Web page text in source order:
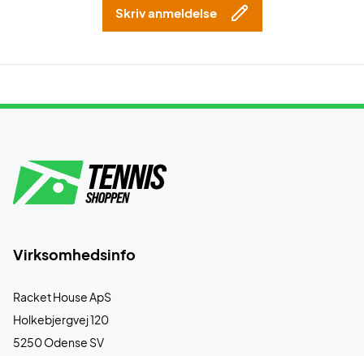
Skriv anmeldelse
Virksomhedsinfo
Racket House ApS
Holkebjergvej 120
5250 Odense SV